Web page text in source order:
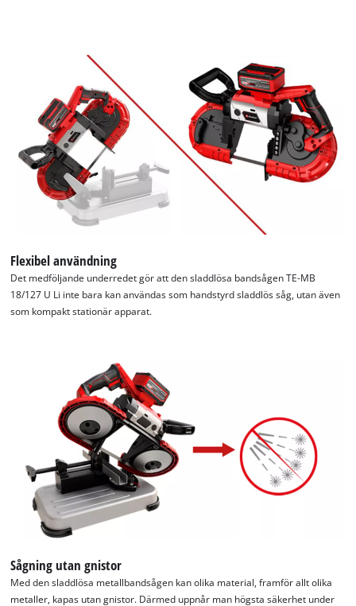
Google Maps service!
This content is not permitted to load due
to trackers that are not disclosed to the
visitor. The website owner needs to setup
the site with their CMP to add this content
to the list of technologies used.
Powered by
Usercentrics Consent
Flexibel användning
Det medföljande underredet gör att den sladdlösa bandsågen TE-MB
18/127 U Li inte bara kan användas som handstyrd sladdlös såg, utan även
som kompakt stationär apparat.
Sågning utan gnistor
Med den sladdlösa metallbandsågen kan olika material, framför allt olika
metaller, kapas utan gnistor. Därmed uppnår man högsta säkerhet under